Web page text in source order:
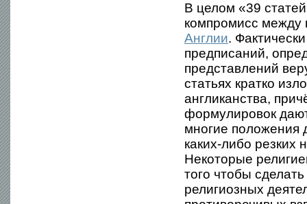
В целом «39
компромисс между
Англии.
предписаний,
представлений
статьях кратко
англиканства,
формулировок
многие положения
каких-либо резких
Некоторые
того чтобы
религиозных